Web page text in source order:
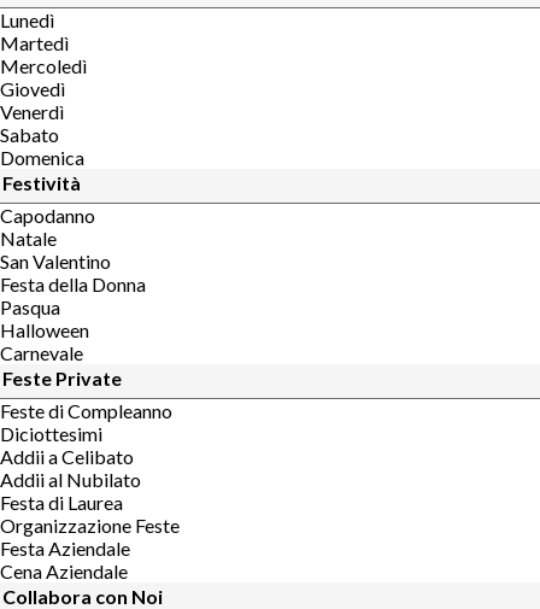
Lunedì
Martedì
Mercoledì
Giovedì
Venerdì
Sabato
Domenica
Festività
Capodanno
Natale
San Valentino
Festa della Donna
Pasqua
Halloween
Carnevale
Feste Private
Feste di Compleanno
Diciottesimi
Addii a Celibato
Addii al Nubilato
Festa di Laurea
Organizzazione Feste
Festa Aziendale
Cena Aziendale
Collabora con Noi